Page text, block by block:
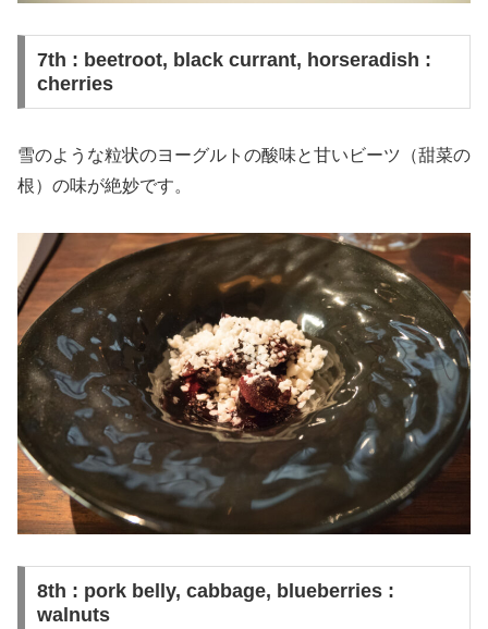
7th : beetroot, black currant, horseradish :
cherries
雪のような粒状のヨーグルトの酸味と甘いビーツ（甜菜の
根）の味が絶妙です。
8th : pork belly, cabbage, blueberries :
walnuts